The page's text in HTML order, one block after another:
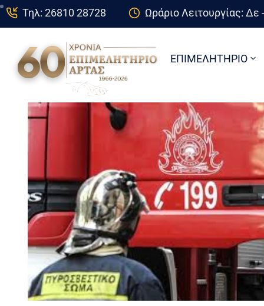
Τηλ: 26810 28728 Ωράριο Λειτουργίας:
ΕΠΙΜΕΛΗΤΗΡΙΟ